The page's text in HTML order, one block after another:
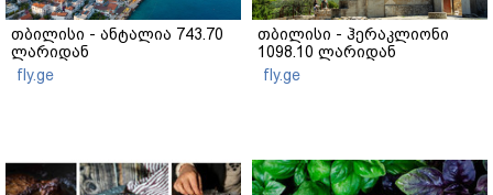
თბილისი - ანტალია 743.70
ლარიდან
fly.ge
თბილისი - ჰერაკლიონი
1098.10 ლარიდან
fly.ge